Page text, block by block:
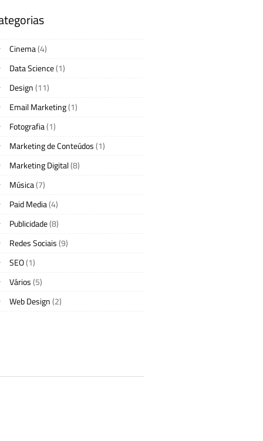
Cinema(4)
Data Science(1)
Design(11)
Email Marketing(1)
Fotografia(1)
Marketing de Conteúdos(1)
Marketing Digital(8)
Música(7)
Paid Media(4)
Publicidade(8)
Redes Sociais(9)
SEO(1)
Vários(5)
Web Design(2)